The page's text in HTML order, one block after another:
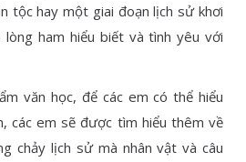
tộc hay một giai đoạn lịch sử khơi
ham hiểu biết và tình yêu với
văn học, để các em có thể hiểu
các em sẽ được tìm hiểu thêm về
chảy lịch sử mà nhân vật và câu